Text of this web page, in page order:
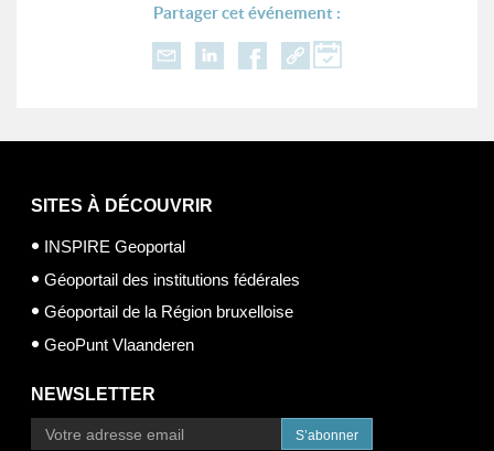
Partager cet événement :
SITES À DÉCOUVRIR
INSPIRE Geoportal
Géoportail des institutions fédérales
Géoportail de la Région bruxelloise
GeoPunt Vlaanderen
NEWSLETTER
S’abonner